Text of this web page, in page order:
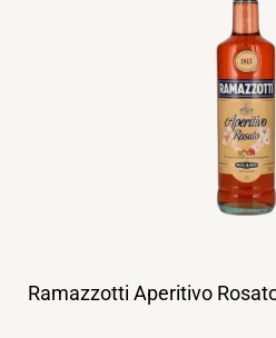
Ramazzotti Aperitivo